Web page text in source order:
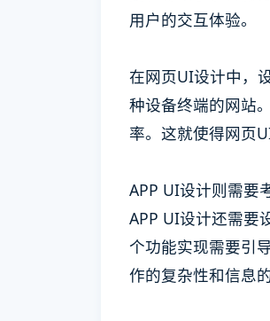
用户的交互体验。
在网页UI设计中，
种设备终端的网站
率。这就使得网页
APP UI设计则需要
APP UI设计还需要
个功能实现需要引
作的复杂性和信息